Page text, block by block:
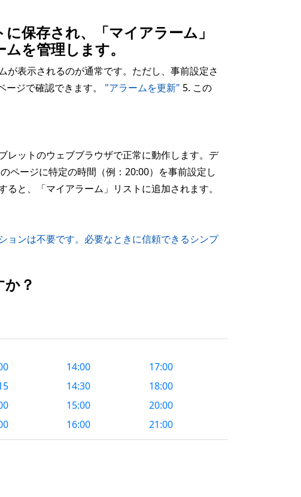
保存され、「マイアラーム」
を管理します。
表示されるのが通常です。ただし、事前設定さ
ジで確認できます。 "アラームを更新" 5. この
レットのウェブブラウザで正常に動作します。デ
ページに特定の時間（例：20:00）を事前設定し
と、「マイアラーム」リストに追加されます。
ョンは不要です。必要なときに信頼できるシンプ
？
14:00
14:30
15:00
16:00
17:00
18:00
20:00
21:00